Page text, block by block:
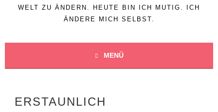
WELT ZU ÄNDERN. HEUTE BIN ICH MUTIG. ICH
ÄNDERE MICH SELBST.
MENÜ
ERSTAUNLICH